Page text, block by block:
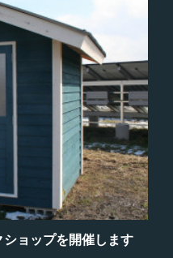
ョップを開催します